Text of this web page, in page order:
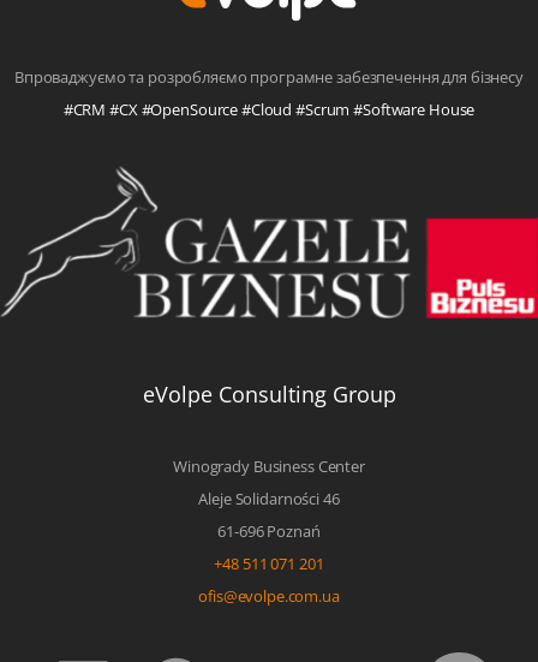
Впроваджуємо та розробляємо програмне забезпечення для бізнесу
#CRM #CX #OpenSource #Cloud #Scrum #Software House
eVolpe Consulting Group
Winogrady Business Center
Aleje Solidarności 46
61-696 Poznań
+48 511 071 201
ofis@evolpe.com.ua